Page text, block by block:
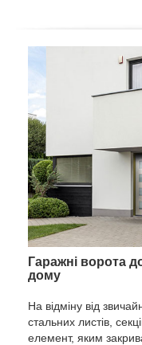
Гаражні ворота
дому
На відміну від
стальних листів,
елемент, яким